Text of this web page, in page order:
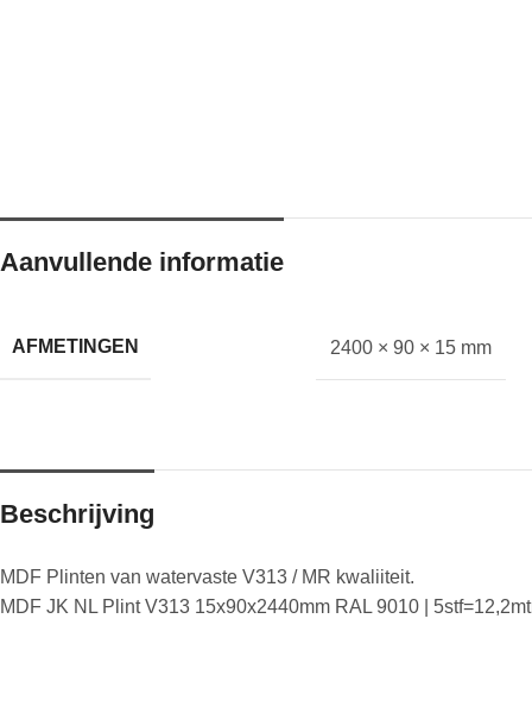
Aanvullende informatie
AFMETINGEN 2400 × 90 × 15 mm
Beschrijving
MDF Plinten van watervaste V313 / MR kwaliiteit.
MDF JK NL Plint V313 15x90x2440mm RAL 9010 |